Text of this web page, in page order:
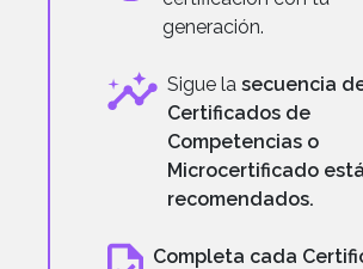
generación.
Sigue la secuencia
Certificados de
Competencias o
Microcertificado
recomendados.
Completa cada